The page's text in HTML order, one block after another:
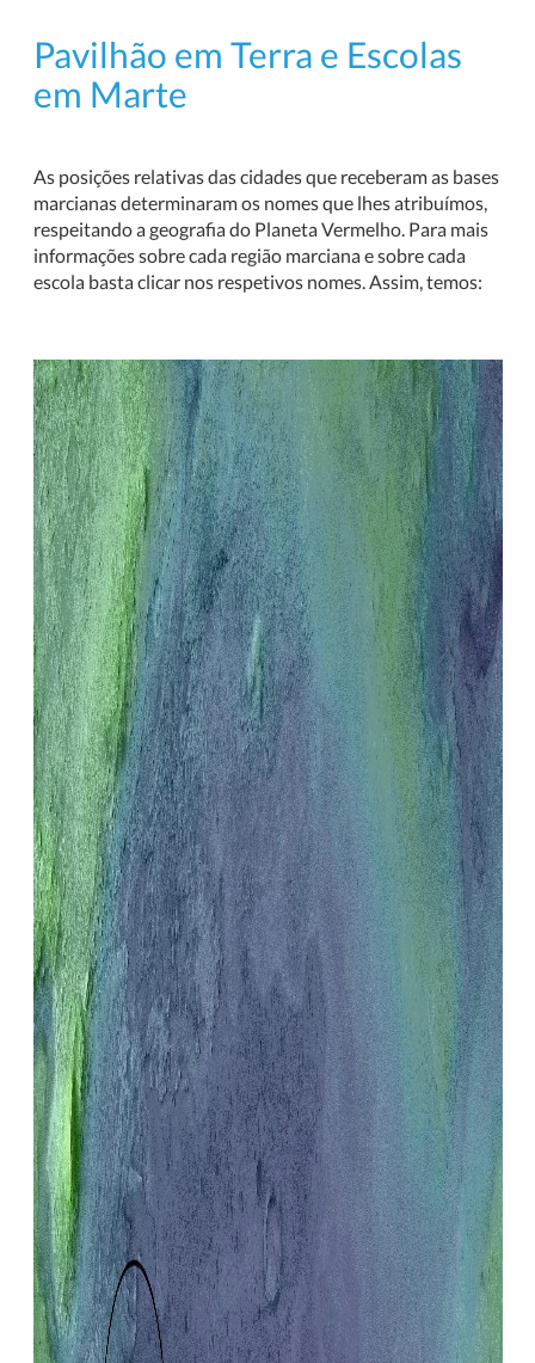
Pavilhão em Terra e Escolas
em Marte
As posições relativas das cidades que receberam as bases
marcianas determinaram os nomes que lhes atribuímos,
respeitando a geografia do Planeta Vermelho. Para mais
informações sobre cada região marciana e sobre cada
escola basta clicar nos respetivos nomes. Assim, temos: